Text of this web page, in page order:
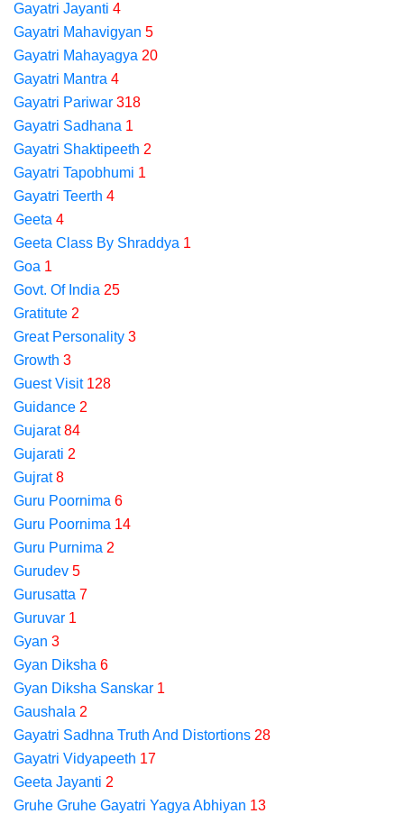
Gayatri Jayanti 4
Gayatri Mahavigyan 5
Gayatri Mahayagya 20
Gayatri Mantra 4
Gayatri Pariwar 318
Gayatri Sadhana 1
Gayatri Shaktipeeth 2
Gayatri Tapobhumi 1
Gayatri Teerth 4
Geeta 4
Geeta Class By Shraddya 1
Goa 1
Govt. Of India 25
Gratitute 2
Great Personality 3
Growth 3
Guest Visit 128
Guidance 2
Gujarat 84
Gujarati 2
Gujrat 8
Guru Poornima 6
Guru Poornima 14
Guru Purnima 2
Gurudev 5
Gurusatta 7
Guruvar 1
Gyan 3
Gyan Diksha 6
Gyan Diksha Sanskar 1
Gaushala 2
Gayatri Sadhna Truth And Distortions 28
Gayatri Vidyapeeth 17
Geeta Jayanti 2
Gruhe Gruhe Gayatri Yagya Abhiyan 13